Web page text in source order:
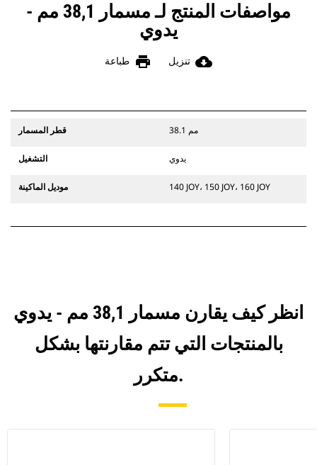
مواصفات المنتج لـ مسمار 38,1 مم -
يدوي
cloud_download تنزيل print طباعة
قطر المسمار 38.1 مم
التشغيل يدوي
موديل الماكينة 140 JOY، 150 JOY، 160 JOY
انظر كيف يقارن مسمار 38,1 مم - يدوي
بالمنتجات التي تتم مقارنتها بشكل
متكرر.